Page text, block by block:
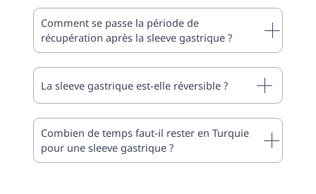
Comment se passe la période de
récupération après la sleeve gastrique ?
La sleeve gastrique est-elle réversible ?
Combien de temps faut-il rester en Turquie
pour une sleeve gastrique ?